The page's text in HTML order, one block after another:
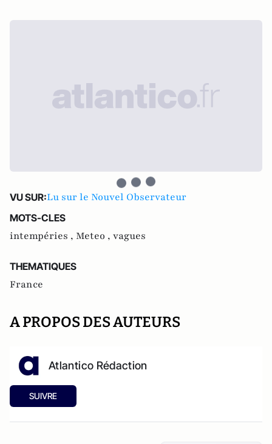
VU SUR:Lu sur le Nouvel Observateur
MOTS-CLES
intempéries , Meteo , vagues
THEMATIQUES
France
A PROPOS DES AUTEURS
Atlantico Rédaction
SUIVRE